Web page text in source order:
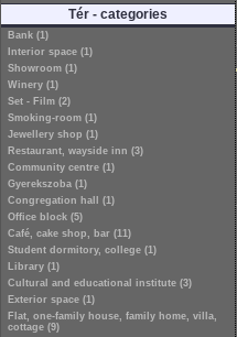
Tér - categories
Bank (1)
Interior space (1)
Showroom (1)
Winery (1)
Set - Film (2)
Smoking-room (1)
Jewellery shop (1)
Restaurant, wayside inn (3)
Community centre (1)
Gyerekszoba (1)
Congregation hall (1)
Office block (5)
Café, cake shop, bar (11)
Student dormitory, college (1)
Library (1)
Cultural and educational institute (3)
Exterior space (1)
Flat, one-family house, family home, villa,
cottage (9)